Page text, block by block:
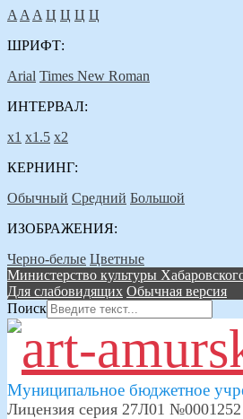
A A A Ц Ц Ц Ц
ШРИФТ:
Arial Times New Roman
ИНТЕРВАЛ:
х1 х1.5 х2
КЕРНИНГ:
Обычный Средний Большой
ИЗОБРАЖЕНИЯ:
Черно-белые Цветные
Министерство культуры
Для слабовидящих Обычная версия
Поиск
Муниципальное бюджетное
Лицензия серия 27Л01 №0001252